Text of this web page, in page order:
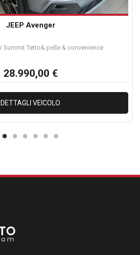
JEEP Avenger
Summit Tetto& pelle & convenience
28.990,00 €
DETTAGLI VEICOLO